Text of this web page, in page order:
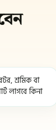
শ্রমিক বা
লাগবে কিনা